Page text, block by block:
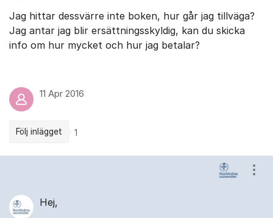
Jag hittar dessvärre inte boken, hur går jag tillväga?
Jag antar jag blir ersättningsskyldig, kan du skicka
info om hur mycket och hur jag betalar?
11 Apr 2016
Följ inlägget 1
Hej,